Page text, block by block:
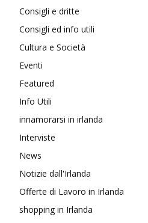
Consigli e dritte
Consigli ed info utili
Cultura e Società
Eventi
Featured
Info Utili
innamorarsi in irlanda
Interviste
News
Notizie dall'Irlanda
Offerte di Lavoro in Irlanda
shopping in Irlanda